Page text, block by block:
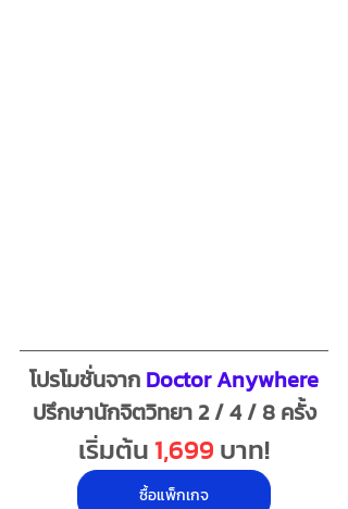
โปรโมชั่นจาก Doctor Anywhere
ปรึกษานักจิตวิทยา 2 / 4 / 8 ครั้ง
เริ่มต้น 1,699 บาท!
ซื้อแพ็กเกจ